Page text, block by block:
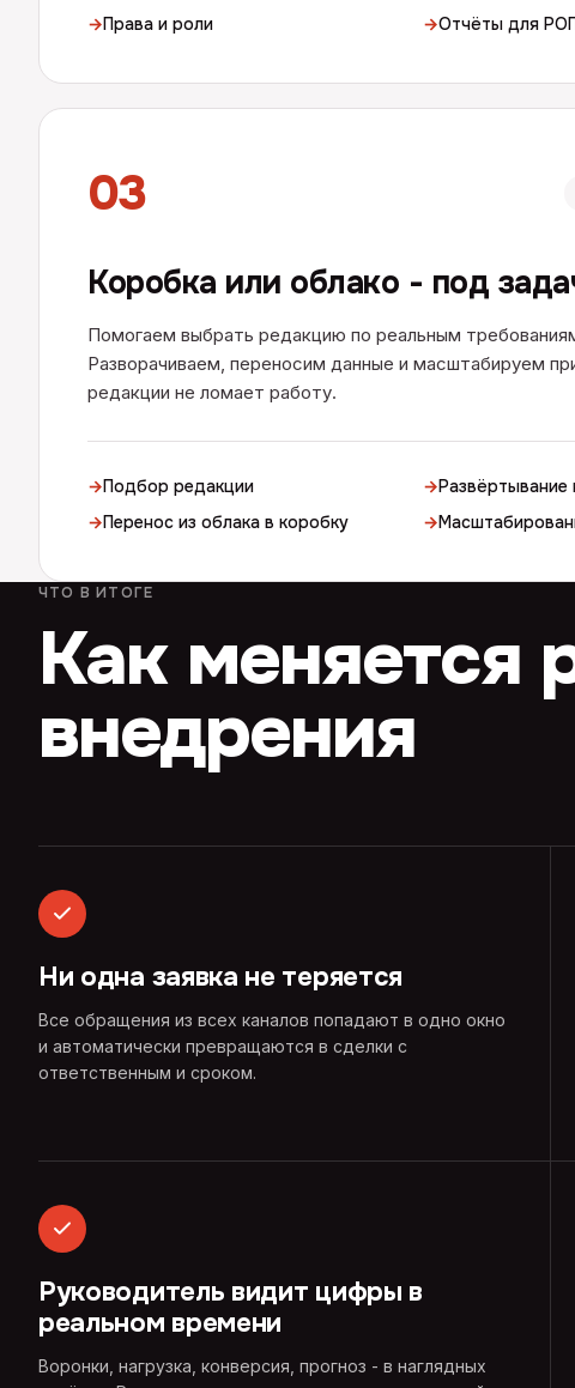
→Права и роли →Отчёты для
03
Коробка или облако - под
Помогаем выбрать редакцию по реальным
Разворачиваем, переносим данные и масштабируем
редакции не ломает работу.
→Подбор редакции →Развёртывание
→Перенос из облака в коробку →
ЧТО В ИТОГЕ
Как меняется
внедрения
Ни одна заявка не теряется
Все обращения из всех каналов попадают в одно окно
и автоматически превращаются в сделки с
ответственным и сроком.
Руководитель видит цифры в
реальном времени
Воронки, нагрузка, конверсия, прогноз - в наглядных